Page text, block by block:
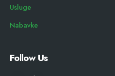
Usluge
Nabavke
Follow Us